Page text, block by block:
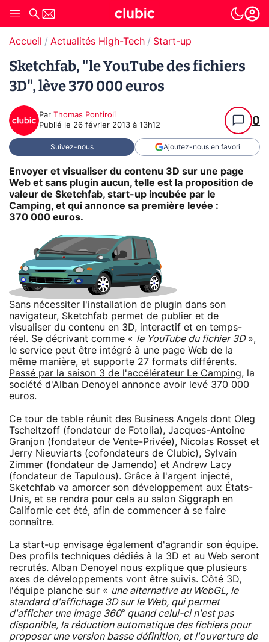
Accueil Actualités High-Tech Start-up
Sketchfab, "le YouTube des fichiers
3D", lève 370 000 euros
Par Thomas Pontiroli
Publié le 26 février 2013 à 13h12 0
Suivez-nous Ajoutez-nous en favori
Envoyer et visualiser du contenu 3D sur une page
Web et sans plugin aucun, telle est la proposition de
valeur de Sketchfab, start-up incubée par le
Camping, et qui annonce sa première levée :
370 000 euros.
Sans nécessiter l'installation de plugin dans son
navigateur, Sketchfab permet de publier et de
visualiser du contenu en 3D, interactif et en temps-
réel. Se décrivant comme « le YouTube du fichier 3D»,
le service peut être intégré à une page Web de la
même manière, et supporte 27 formats différents.
Passé par la saison 3 de l'accélérateur Le Camping, la
société d'Alban Denoyel annonce avoir levé 370 000
euros.
Ce tour de table réunit des Business Angels dont Oleg
Tscheltzoff (fondateur de Fotolia), Jacques-Antoine
Granjon (fondateur de Vente-Privée), Nicolas Rosset et
Jerry Nieuviarts (cofondateurs de Clubic), Sylvain
Zimmer (fondateur de Jamendo) et Andrew Lacy
(fondateur de Tapulous). Grâce à l'argent injecté,
Sketchfab va amorcer son développement aux États-
Unis, et se rendra pour cela au salon Siggraph en
Californie cet été, afin de commencer à se faire
connaître.
La start-up envisage également d'agrandir son équipe.
Des profils techniques dédiés à la 3D et au Web seront
recrutés. Alban Denoyel nous explique que plusieurs
axes de développements vont être suivis. Côté 3D,
l'équipe planche sur « une alternative au WebGL, le
standard d'affichage 3D sur le Web, qui permet
d'afficher une image 360° quand celui-ci n'est pas
disponible, la réduction automatique des fichiers pour
proposer une version basse définition, et l'ouverture de